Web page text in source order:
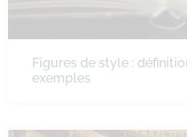
Figures de style :
exemples